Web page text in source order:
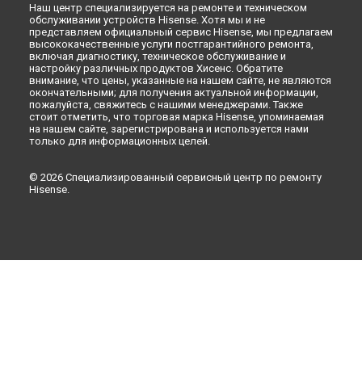
Замена трансформаторов подсветки телевизора Hisense
вСамаре
Замена трансформаторов подсветки телевизора Hisense
вОмске
Замена трансформаторов подсветки телевизора Hisense
вКрасноярске
Замена трансформаторов подсветки телевизора Hisense
вПерми
Замена трансформаторов подсветки телевизора Hisense
Замена трансформаторов подсветки телевизора Hisense
вКирове
Наш центр специализируется на ремонте и техническом
обслуживании устройств Hisense. Хотя мы и не
представляем официальный сервис Hisense, мы предлагаем
высококачественные услуги постгарантийного ремонта,
включая диагностику, техническое обслуживание и
настройку различных продуктов Хисенс. Обратите
внимание, что цены, указанные на нашем сайте, не являются
окончательными; для получения актуальной информации,
пожалуйста, свяжитесь с нашими менеджерами. Также
стоит отметить, что торговая марка Hisense, упоминаемая
на нашем сайте, зарегистрирована и используется нами
только для информационных целей.
© 2026 Специализированный сервисный центр по ремонту
Hisense.